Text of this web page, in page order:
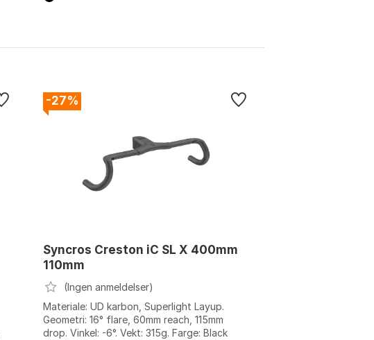
-27%
Syncros Creston iC SL X 400mm
110mm
(Ingen anmeldelser)
Materiale: UD karbon, Superlight Layup.
Geometri: 16° flare, 60mm reach, 115mm
drop. Vinkel: -6°. Vekt: 315g. Farge: Black